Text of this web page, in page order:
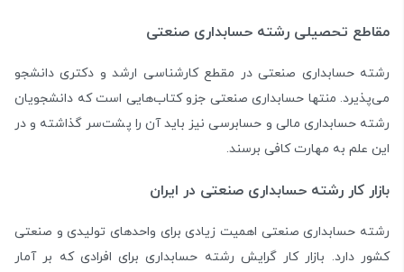
مقاطع تحصیلی رشته حسابداری صنعتی
رشته حسابداری صنعتی در مقطع کارشناسی ارشد و دکتری دانشجو
می‌پذیرد. منتها حسابداری صنعتی جزو کتاب‌هایی است که دانشجویان
رشته حسابداری مالی و حسابرسی نیز باید آن را پشت‌سر گذاشته و در
این علم به مهارت کافی برسند.
بازار کار رشته حسابداری صنعتی در ایران
رشته حسابداری صنعتی اهمیت زیادی برای واحدهای تولیدی و صنعتی
کشور دارد. بازار کار گرایش رشته حسابداری برای افرادی که بر آمار